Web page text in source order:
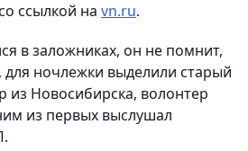
ссылкой на vn.ru.
в заложниках, он не помнит,
ночлежки выделили старый
из Новосибирска, волонтер
из первых выслушал